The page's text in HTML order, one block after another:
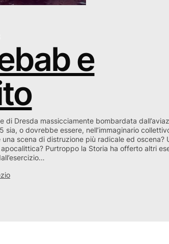
e
di Dresda massicciamente bombardata
sia, o dovrebbe essere, nell’immaginario
una scena di distruzione più radicale ed oscena?
Purtroppo la Storia ha offerto altri